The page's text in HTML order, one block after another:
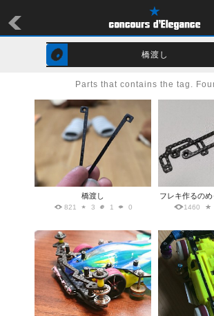
橋渡し
Parts that contains the tag.
橋渡し
821 3 1 0
フレキ作るの
1460